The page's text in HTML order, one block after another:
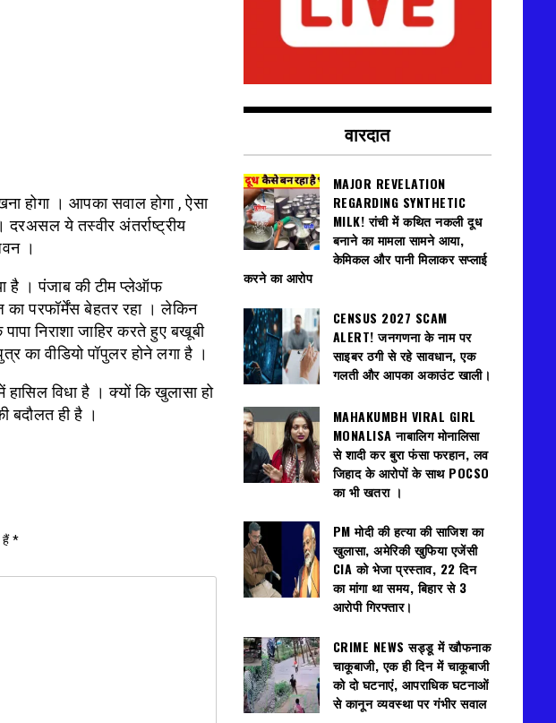
होगा । आपका सवाल होगा , ऐसा
ये तस्वीर अंतर्राष्ट्रीय
।
है । पंजाब की टीम प्लेऑफ
का परफॉर्मेंस बेहतर रहा । लेकिन
निराशा जाहिर करते हुए बखूबी
का वीडियो पॉपुलर होने लगा है ।
विधा है । क्यों कि खुलासा हो
बदौलत ही है ।
हैं*
वारदात
MAJOR REVELATION
REGARDING SYNTHETIC
MILK! रांची में कथित नकली दूध
बनाने का मामला सामने आया,
केमिकल और पानी मिलाकर सप्लाई
करने का आरोप
CENSUS 2027 SCAM
ALERT! जनगणना के नाम पर
साइबर ठगी से रहे सावधान, एक
गलती और आपका अकाउंट खाली।
MAHAKUMBH VIRAL GIRL
MONALISA नाबालिग मोनालिसा
से शादी कर बुरा फंसा फरहान, लव
जिहाद के आरोपों के साथ POCSO
का भी खतरा ।
PM मोदी की हत्या की साजिश का
खुलासा, अमेरिकी खुफिया एजेंसी
CIA को भेजा प्रस्ताव, 22 दिन
का मांगा था समय, बिहार से 3
आरोपी गिरफ्तार।
CRIME NEWS सड्डू में खौफनाक
चाकूबाजी, एक ही दिन में चाकूबाजी
को दो घटनाएं, आपराधिक घटनाओं
से कानून व्यवस्था पर गंभीर सवाल